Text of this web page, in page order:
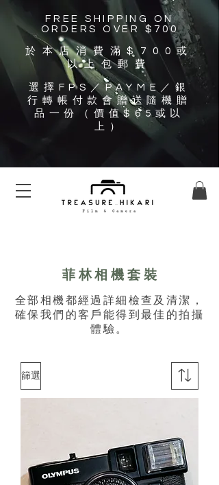
FREE SHIPPING ON
ORDERS OVER $700
於本店消費滿$700或
以上包郵費
選擇FPS／PAYME／銀
行轉帳付款會贈送隨機贈
品一份（價值$65或以
上）
菲林相機套裝
全部相機都經過詳細檢查及清潔，
確保我們的客戶能得到最佳的拍攝
體驗。
篩選